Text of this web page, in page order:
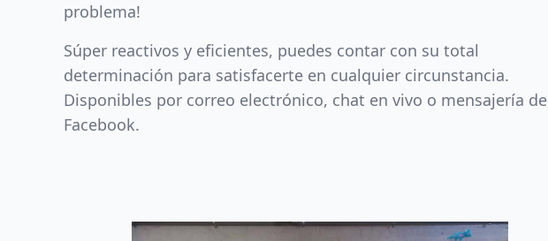
problema!
Súper reactivos y eficientes, puedes contar con su total
determinación para satisfacerte en cualquier circunstancia.
Disponibles por correo electrónico, chat en vivo o mensajería de
Facebook.